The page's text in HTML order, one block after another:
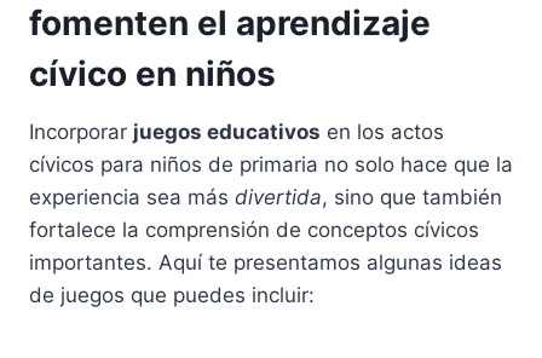
fomenten el aprendizaje
cívico en niños
Incorporar juegos educativos en los actos
cívicos para niños de primaria no solo hace que la
experiencia sea más divertida, sino que también
fortalece la comprensión de conceptos cívicos
importantes. Aquí te presentamos algunas ideas
de juegos que puedes incluir: